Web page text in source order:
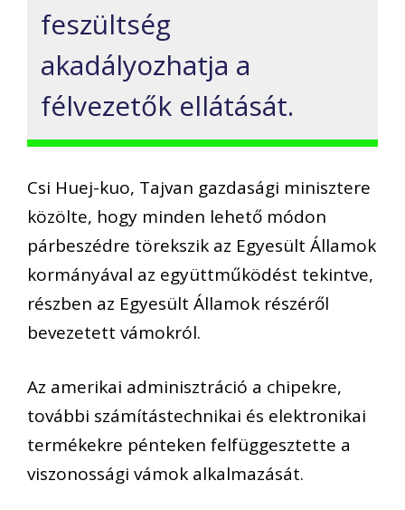
feszültség
akadályozhatja a
félvezetők ellátását.
Csi Huej-kuo, Tajvan gazdasági minisztere
közölte, hogy minden lehető módon
párbeszédre törekszik az Egyesült Államok
kormányával az együttműködést tekintve,
részben az Egyesült Államok részéről
bevezetett vámokról.
Az amerikai adminisztráció a chipekre,
további számítástechnikai és elektronikai
termékekre pénteken felfüggesztette a
viszonossági vámok alkalmazását.